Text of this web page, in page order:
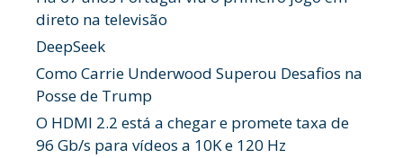
direto na televisão
DeepSeek
Como Carrie Underwood Superou Desafios na
Posse de Trump
O HDMI 2.2 está a chegar e promete taxa de
96 Gb/s para vídeos a 10K e 120 Hz